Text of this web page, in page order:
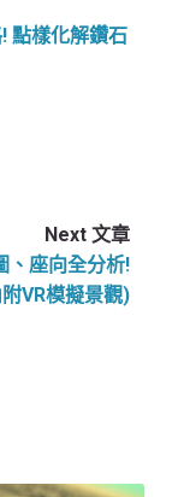
點樣化解鑽石
Next 文章
、座向全分析!
VR模擬景觀)